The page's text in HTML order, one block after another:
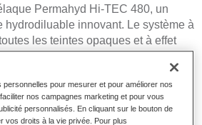
Permahyd Hi-TEC 480, un
hydrodiluable innovant. Le système à
les teintes opaques et à effet
carrosserie de haute qualité
produit
personnelles pour mesurer et pour améliorer nos
nos campagnes marketing et pour vous
personnalisés. En cliquant sur le bouton de
vos droits à la vie privée. Pour plus